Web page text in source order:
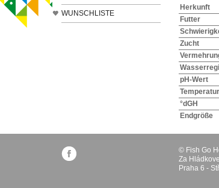
WUNSCHLISTE
Herkunft
Futter
Zucht
pH-Wert
Temperatur
°dGH
Endgröße
© Fish Go
Za
Praha 6 -